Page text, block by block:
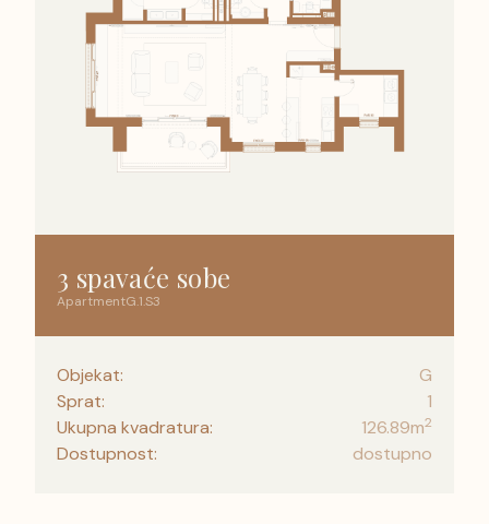
3 spavaće sobe
ApartmentG.1.S3
Objekat:
G
Sprat:
1
Ukupna kvadratura:
126.89m2
Dostupnost: dostupno